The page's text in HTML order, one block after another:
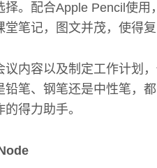
择。配合Apple Pencil使
笔记，图文并茂，使得复
议内容以及制定工作计划
铅笔、钢笔还是中性笔，
得力助手。